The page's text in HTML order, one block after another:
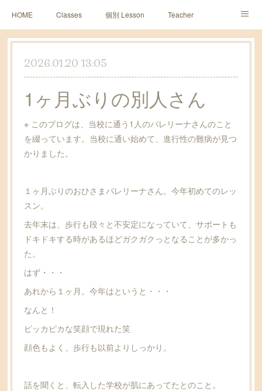
HOME Classes 個別 Lesson Teacher
Sun2 Diary レッスン予約 皆様の声~１０周年~
2026.01.20 13:05
1ヶ月ぶりの別人さん
※ このブログは、当校に通う1人のバレリーナさんのこと
を綴っています。当校に通い始めて、進行性の難病が見つ
かりました。
１ヶ月ぶりのおひさまバレリーナさん。今年初めてのレッ
スン。
去年末は、歩行も段々と不安定になっていて、サポートも
ドキドキする時があるほどガクガクっとなることが多かっ
た。
はず・・・
あれから１ヶ月。今年はというと・・・
なんと！
ピッカピカな笑顔で現れた笑
顔色もよく、歩行も以前よりしっかり。
話を聞くと、転入した学校が肌にあってたとのこと。